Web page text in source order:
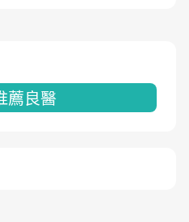
薦良醫